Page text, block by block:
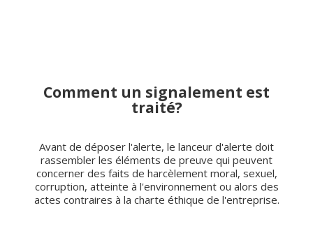
Comment un signalement est
traité?
Avant de déposer l'alerte, le lanceur d'alerte doit
rassembler les éléments de preuve qui peuvent
concerner des faits de harcèlement moral, sexuel,
corruption, atteinte à l'environnement ou alors des
actes contraires à la charte éthique de l'entreprise.